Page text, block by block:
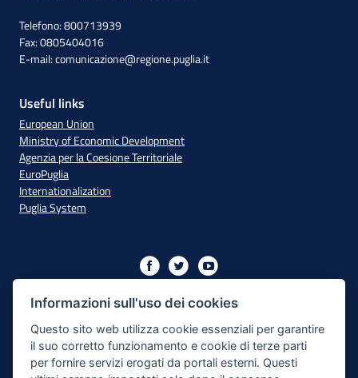
Telefono: 800713939
Fax: 0805404016
E-mail:comunicazione@regione.puglia.it
Useful links
European Union
Ministry of Economic Development
Agenzia per la Coesione Territoriale
EuroPuglia
Internationalization
Puglia System
2014/2020 - Axis XIII
Accessibility
Informazioni sull'uso dei cookies
Questo sito web utilizza cookie essenziali per garantire
il suo corretto funzionamento e cookie di terze parti
per fornire servizi erogati da portali esterni. Questi